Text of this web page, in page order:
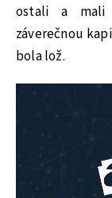
ostali a mali
záverečnou
bola lož.